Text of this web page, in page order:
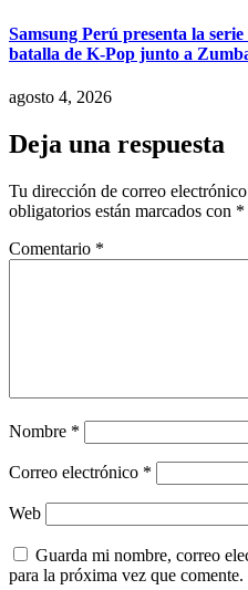
Samsung Perú presenta la
batalla de K-Pop junto a
agosto 4, 2026
Deja una respuesta
Tu dirección de correo
obligatorios están marcados con *
Comentario *
Nombre *
Correo electrónico *
Web
Guarda mi nombre, correo
para la próxima vez que comente.